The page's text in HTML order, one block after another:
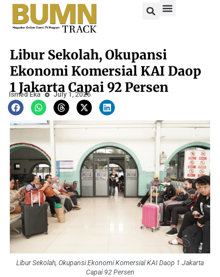
Libur Sekolah, Okupansi
Ekonomi Komersial KAI Daop
1 Jakarta Capai 92 Persen
Ismed Eka July 1, 2026
Libur Sekolah, Okupansi Ekonomi Komersial KAI Daop 1 Jakarta
Capai 92 Persen